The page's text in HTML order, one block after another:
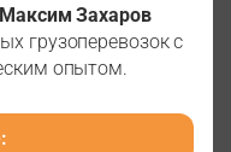
Максим Захаров
грузоперевозок с
опытом.